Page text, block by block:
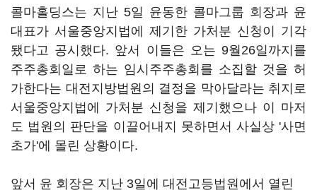
콜마홀딩스는 지난 5일 윤동한 콜마그룹 회장과 윤
대표가 서울중앙지법에 제기한 가처분 신청이 기각
됐다고 공시했다. 앞서 이들은 오는 9월26일까지를
주주총회일로 하는 임시주주총회를 소집할 것을 허
가한다는 대전지방법원의 결정을 막아달라는 취지로
서울중앙지법에 가처분 신청을 제기했으나 이 마저
도 법원의 판단을 이끌어내지 못하면서 사실상 '사면
초가'에 몰린 상황이다.
앞서 윤 회장은 지난 3일에 대전고등법원에서 열린